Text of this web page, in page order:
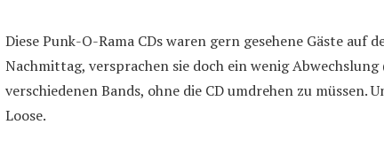
Diese Punk-O-Rama CDs waren gern gesehene Gäste auf
Nachmittag, versprachen sie doch ein wenig
verschiedenen Bands, ohne die CD umdrehen zu müssen.
Loose.